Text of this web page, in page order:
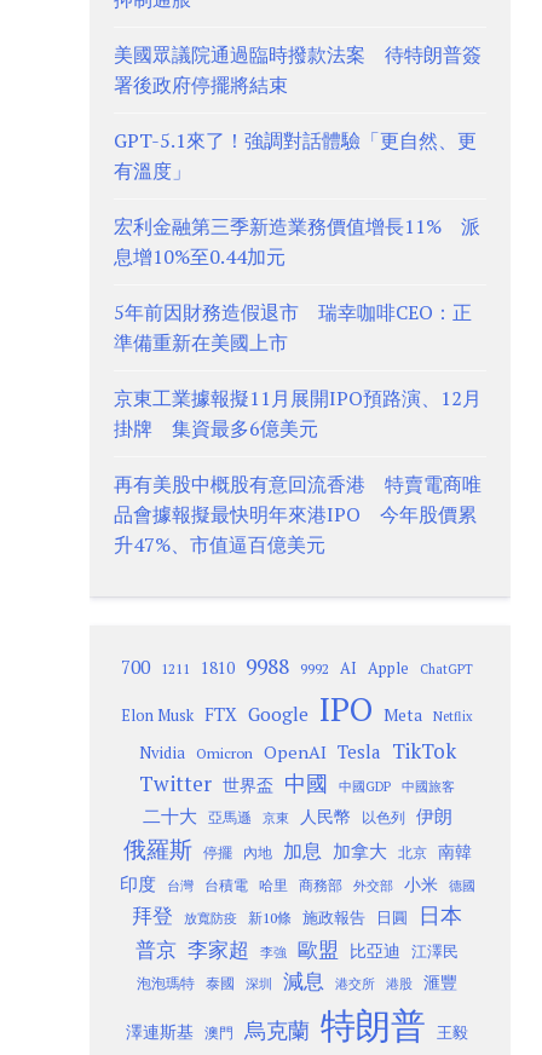
美國眾議院通過臨時撥款法案 待特朗普簽
署後政府停擺將結束
GPT-5.1來了！強調對話體驗「更自然、更
有溫度」
宏利金融第三季新造業務價值增長11% 派
息增10%至0.44加元
5年前因財務造假退市 瑞幸咖啡CEO：正
準備重新在美國上市
京東工業據報擬11月展開IPO預路演、12月
掛牌 集資最多6億美元
再有美股中概股有意回流香港 特賣電商唯
品會據報擬最快明年來港IPO 今年股價累
升47%、市值逼百億美元
700 1211 1810 9988 9992 AI Apple ChatGPT
Elon Musk FTX Google IPO Meta Netflix
Nvidia Omicron OpenAI Tesla TikTok
Twitter 世界盃 中國 中國GDP 中國旅客
二十大 亞馬遜 京東 人民幣 以色列 伊朗
俄羅斯 停擺 內地 加息 加拿大 北京
南韓
印度
台灣 台積電 哈里 商務部 外交部 小米 德國
拜登 放寬防疫 新10條 施政報告 日圓 日本
普京 李家超 李強 歐盟 比亞迪 江澤民
泡泡瑪特 泰國 深圳 減息 港交所 港股 滙豐
澤連斯基 澳門 烏克蘭 特朗普 王毅